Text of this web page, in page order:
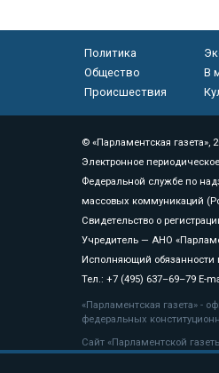
Политика
Общество
В
Происшествия
© «Парламентская газета»,
Электронное
Федеральной службе по
массовых коммуникаций
Свидетельство о
Учредитель — АНО
Исполняющий обязанности
Тел.: +7 (495) 637–69–79 E-
«Парламентская газета» -
федеральных
Сайт «Парламентской
«Парламентской газеты»